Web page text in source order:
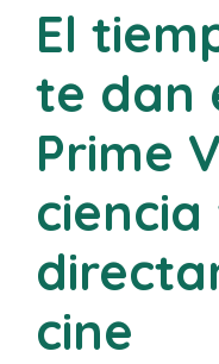
El
te dan
Prime
cine